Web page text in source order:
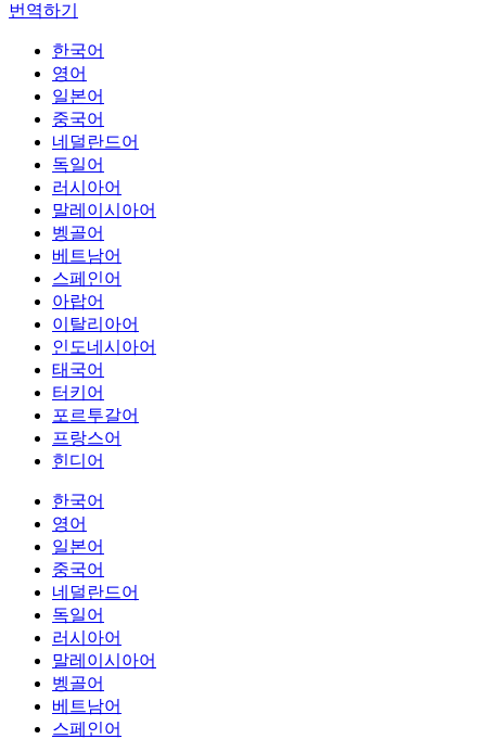
번역하기
한국어
영어
일본어
중국어
네덜란드어
독일어
러시아어
말레이시아어
벵골어
베트남어
스페인어
아랍어
이탈리아어
인도네시아어
태국어
터키어
포르투갈어
프랑스어
힌디어
한국어
영어
일본어
중국어
네덜란드어
독일어
러시아어
말레이시아어
벵골어
베트남어
스페인어